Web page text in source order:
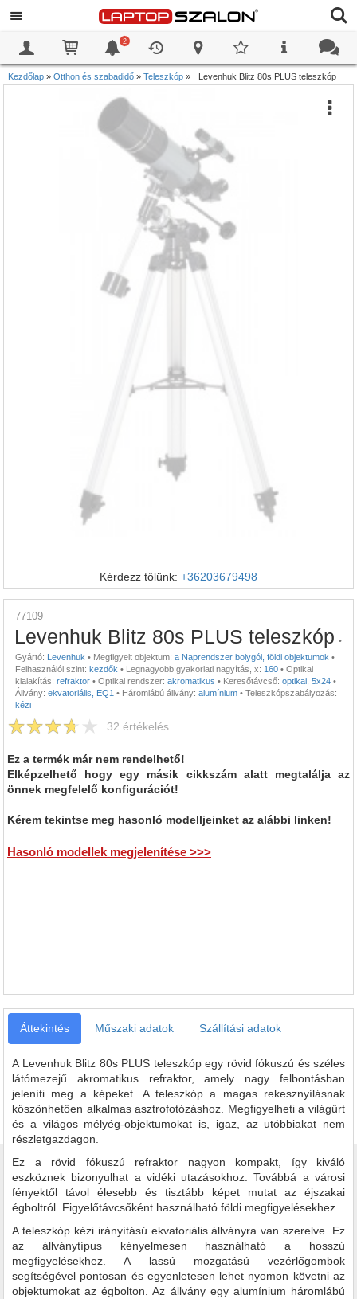
2
Kezdőlap » Otthon és szabadidő » Teleszkóp » Levenhuk Blitz 80s PLUS teleszkóp
Kérdezz tőlünk: +36203679498
77109
Levenhuk Blitz 80s PLUS teleszkóp •
Gyártó: Levenhuk • Megfigyelt objektum: a Naprendszer bolygói, földi objektumok •
Felhasználói szint: kezdők • Legnagyobb gyakorlati nagyítás, x: 160 • Optikai
kialakítás: refraktor • Optikai rendszer: akromatikus • Keresőtávcső: optikai, 5x24 •
Állvány: ekvatoriális, EQ1 • Háromlábú állvány: alumínium • Teleszkópszabályozás:
kézi
32 értékelés
Ez a termék már nem rendelhető!
Elképzelhető hogy egy másik cikkszám alatt megtalálja az
önnek megfelelő konfigurációt!
Kérem tekintse meg hasonló modelljeinket az alábbi linken!
Hasonló modellek megjelenítése >>>
Áttekintés Műszaki adatok Szállítási adatok
A Levenhuk Blitz 80s PLUS teleszkóp egy rövid fókuszú és széles
látómezejű akromatikus refraktor, amely nagy felbontásban
jeleníti meg a képeket. A teleszkóp a magas rekesznyílásnak
köszönhetően alkalmas asztrofotózáshoz. Megfigyelheti a világűrt
és a világos mélyég-objektumokat is, igaz, az utóbbiakat nem
részletgazdagon.
Ez a rövid fókuszú refraktor nagyon kompakt, így kiváló
eszköznek bizonyulhat a vidéki utazásokhoz. Továbbá a városi
fényektől távol élesebb és tisztább képet mutat az éjszakai
égboltról. Figyelőtávcsőként használható földi megfigyelésekhez.
A teleszkóp kézi irányítású ekvatoriális állványra van szerelve. Ez
az állványtípus kényelmesen használható a hosszú
megfigyelésekhez. A lassú mozgatású vezérlőgombok
segítségével pontosan és egyenletesen lehet nyomon követni az
objektumokat az égbolton. Az állvány egy alumínium háromlábú
0
0